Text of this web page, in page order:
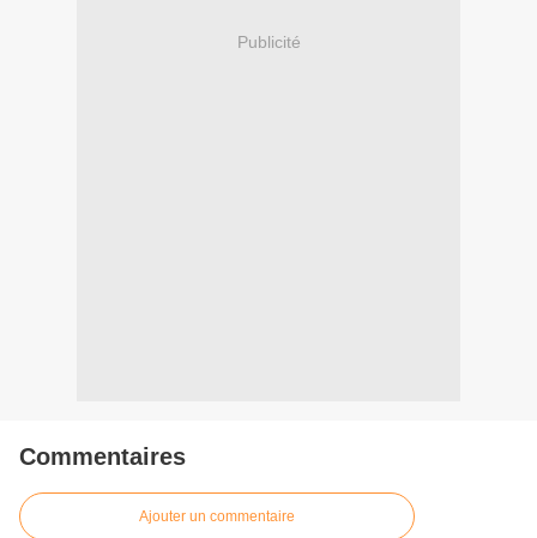
Publicité
Commentaires
Ajouter un commentaire